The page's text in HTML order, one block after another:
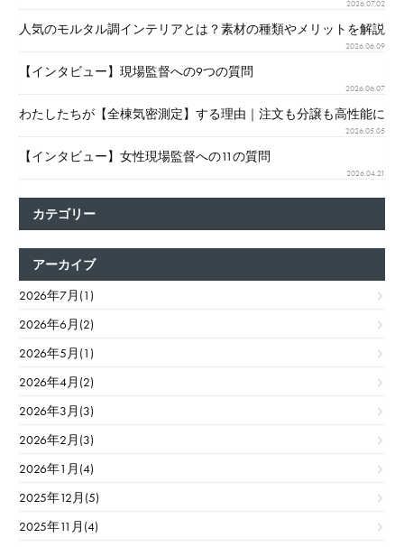
2026.07.02
人気のモルタル調インテリアとは？素材の種類やメリットを解説
2026.06.09
【インタビュー】現場監督への9つの質問
2026.06.07
わたしたちが【全棟気密測定】する理由｜注文も分譲も高性能に
2026.05.05
【インタビュー】女性現場監督への11の質問
2026.04.21
カテゴリー
アーカイブ
2026年7月(1)
2026年6月(2)
2026年5月(1)
2026年4月(2)
2026年3月(3)
2026年2月(3)
2026年1月(4)
2025年12月(5)
2025年11月(4)